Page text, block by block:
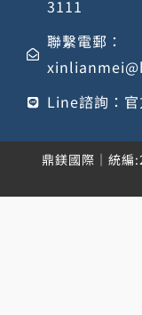
3111
聯繫電郵：
Line諮詢：
鼎鎂國際｜統